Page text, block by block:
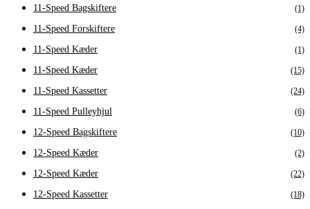
11-Speed Bagskiftere (1)
11-Speed Forskiftere (4)
11-Speed Kæder (1)
11-Speed Kæder (15)
11-Speed Kassetter (24)
11-Speed Pulleyhjul (6)
12-Speed Bagskiftere (10)
12-Speed Kæder (2)
12-Speed Kæder (22)
12-Speed Kassetter (18)